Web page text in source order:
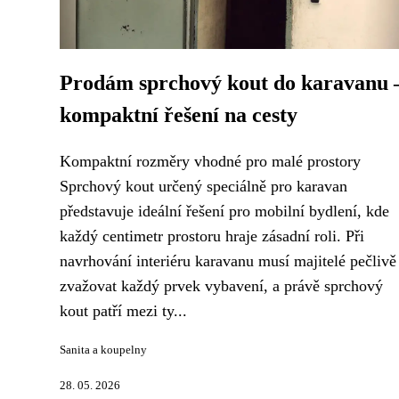
Prodám sprchový kout do karavanu
kompaktní řešení na cesty
Kompaktní rozměry vhodné pro malé prostory
Sprchový kout určený speciálně pro karavan
představuje ideální řešení pro mobilní bydlení, kde
každý centimetr prostoru hraje zásadní roli. Při
navrhování interiéru karavanu musí majitelé pečlivě
zvažovat každý prvek vybavení, a právě sprchový
kout patří mezi ty...
Sanita a koupelny
28. 05. 2026